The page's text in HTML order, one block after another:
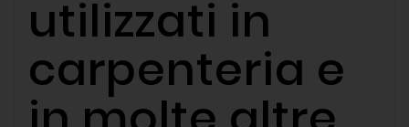
utilizzati in
carpenteria e